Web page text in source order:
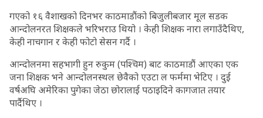
गएको १६ वैशाखको दिनभर काठमाडौंको बिजुलीबजार मूल सडक
आन्दोलनरत शिक्षकले भरिभराउ थियो । केही शिक्षक नारा लगाउँदैथिए,
केही नाचगान र केही फोटो सेसन गर्दै ।
आन्दोलनमा सहभागी हुन रुकुम (पश्चिम) बाट काठमाडौं आएका एक
जना शिक्षक भने आन्दोलनस्थल छेवैको एउटा ल फर्ममा भेटिए । दुई
वर्षअघि अमेरिका पुगेका जेठा छोरालाई पठाइदिने कागजात तयार
पार्दैथिए ।